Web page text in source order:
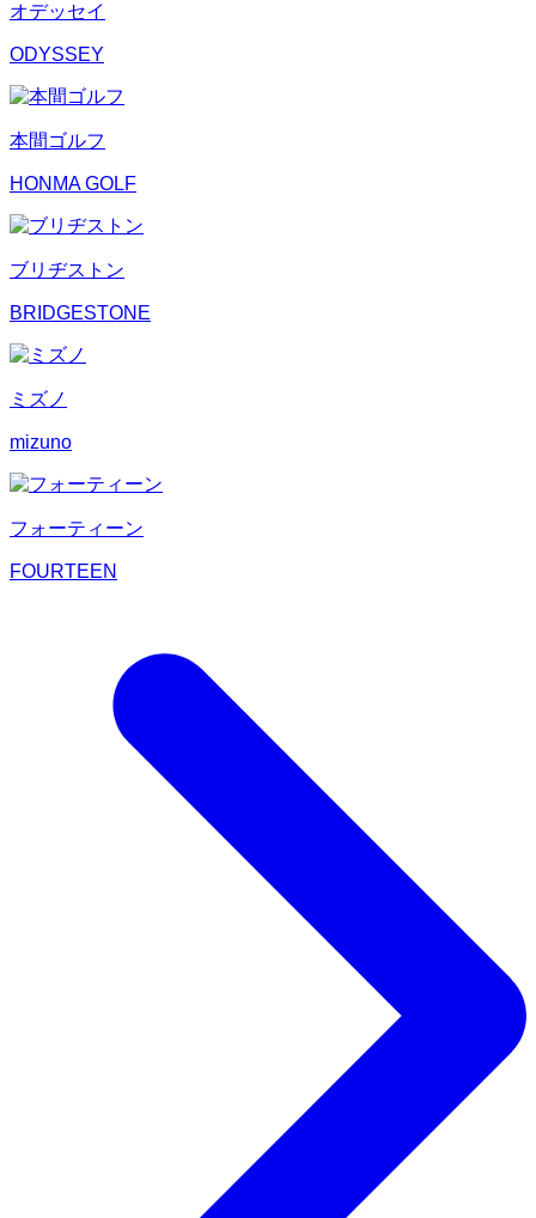
オデッセイ
ODYSSEY
本間ゴルフ
HONMA GOLF
ブリヂストン
BRIDGESTONE
ミズノ
mizuno
フォーティーン
FOURTEEN